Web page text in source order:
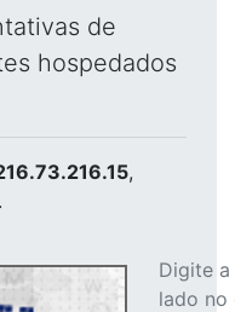
de
hospedados
,
Digite
lado no